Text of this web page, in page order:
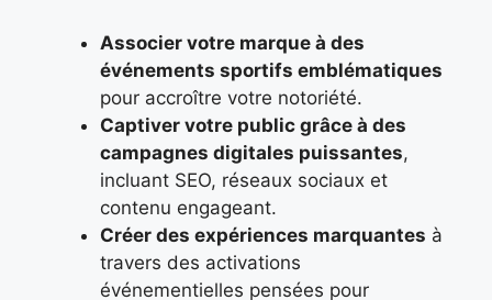
Associer votre marque à des
événements sportifs emblématiques
pour accroître votre notoriété.
Captiver votre public grâce à des
campagnes digitales puissantes,
incluant SEO, réseaux sociaux et
contenu engageant.
Créer des expériences marquantes à
travers des activations
événementielles pensées pour